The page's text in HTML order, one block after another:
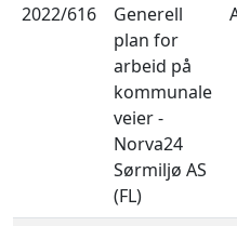
2022/616
Generell
plan for
arbeid på
kommunale
veier -
Norva24
Sørmiljø AS
(FL)